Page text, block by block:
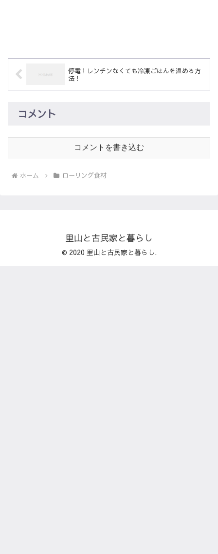
停電！レンチンなくても冷凍ごはんを温める方
法！
コメント
コメントを書き込む
ホーム ローリング食材
里山と古民家と暮らし
© 2020 里山と古民家と暮らし.